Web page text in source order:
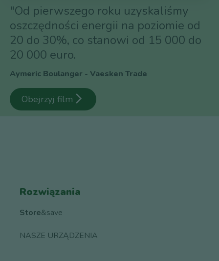
"Od pierwszego roku uzyskaliśmy
oszczędności energii na poziomie od
20 do 30%, co stanowi od 15 000 do
20 000 euro.
Aymeric Boulanger - Vaesken Trade
Obejrzyj film arrow_forward_ios
Rozwiązania
Store&save
NASZE URZĄDZENIA